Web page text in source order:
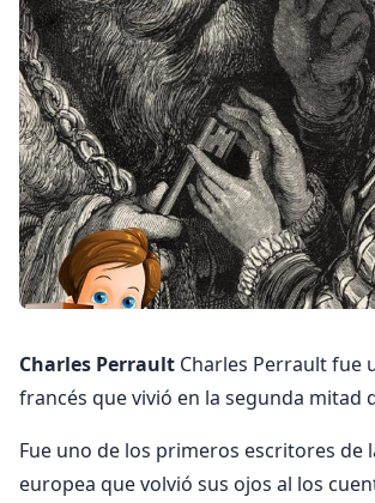
Charles Perrault Charles Perrault fue
francés que vivió en la segunda mitad
Fue uno de los primeros escritores de
europea que volvió sus ojos al los